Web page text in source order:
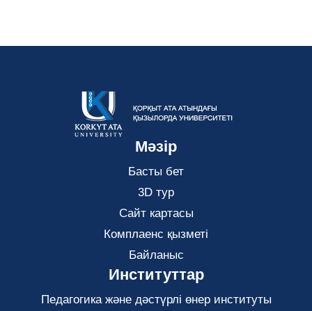
Мәзір
Басты бет
3D тур
Сайт картасы
Комплаенс қызметі
Байланыс
Институттар
Педагогика және дәстүрлі өнер институты